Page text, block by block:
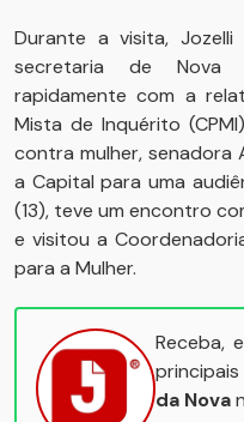
Durante a visita,
secretaria de Nova
rapidamente com a
Mista de Inquérito
contra mulher, senadora
a Capital para uma
(13), teve um encontro
e visitou a
para a Mulher.
Receba,
da Nova